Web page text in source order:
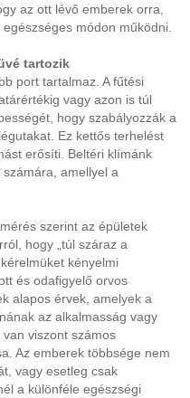
az ott lévő emberek orra,
módon működni.
tartozik
port tartalmaz. A fűtési
vagy azon is túl
hogy szabályozzák a
Ez kettős terhelést
erősíti. Beltéri klímánk
amellyel a
szerint az épületek
hogy „túl száraz a
kényelmi
és odafigyelő orvos
alapos érvek, amelyek a
az alkalmasság vagy
viszont számos
Az emberek többsége nem
vagy esetleg csak
a különféle egészségi